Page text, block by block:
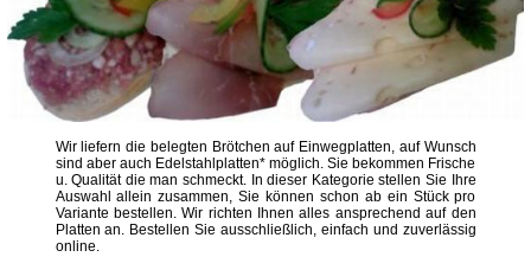
Wir liefern die belegten Brötchen auf Einwegplatten, auf Wunsch
sind aber auch Edelstahlplatten* möglich. Sie bekommen Frische
u. Qualität die man schmeckt. In dieser Kategorie stellen Sie Ihre
Auswahl allein zusammen, Sie können schon ab ein Stück pro
Variante bestellen. Wir richten Ihnen alles ansprechend auf den
Platten an. Bestellen Sie ausschließlich, einfach und zuverlässig
online.